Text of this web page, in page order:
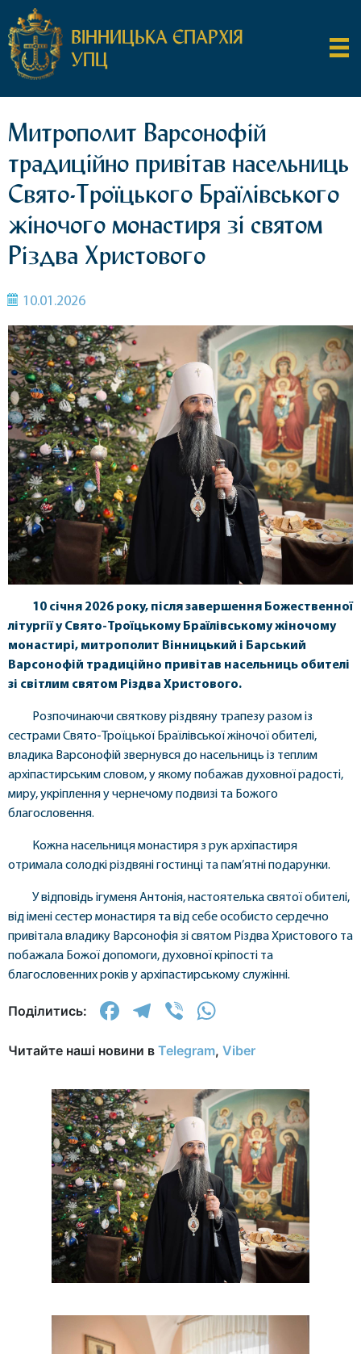
ВІННИЦЬКА ЄПАРХІЯ
УПЦ
Митрополит Варсонофій
традиційно привітав насельниць
Свято-Троїцького Браїлівського
жіночого монастиря зі святом
Різдва Христового
10.01.2026
10 січня 2026 року, після завершення Божественної
літургії у Свято-Троїцькому Браїлівському жіночому
монастирі, митрополит Вінницький і Барський
Варсонофій традиційно привітав насельниць обителі
зі світлим святом Різдва Христового.
Розпочинаючи святкову різдвяну трапезу разом із
сестрами Свято-Троїцької Браїлівської жіночої обителі,
владика Варсонофій звернувся до насельниць із теплим
архіпастирським словом, у якому побажав духовної радості,
миру, укріплення у чернечому подвизі та Божого
благословення.
Кожна насельниця монастиря з рук архіпастиря
отримала солодкі різдвяні гостинці та пам’ятні подарунки.
У відповідь ігуменя Антонія, настоятелька святої обителі,
від імені сестер монастиря та від себе особисто сердечно
привітала владику Варсонофія зі святом Різдва Христового та
побажала Божої допомоги, духовної кріпості та
благословенних років у архіпастирському служінні.
Поділитись: Facebook
Telegram
Viber
Читайте наші новини в Telegram, Viber